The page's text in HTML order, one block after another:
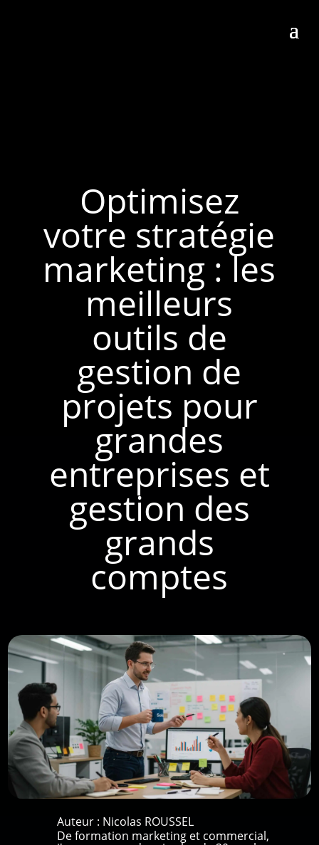
Optimisez
votre stratégie
marketing : les
meilleurs
outils de
gestion de
projets pour
grandes
entreprises et
gestion des
grands
comptes
Auteur : Nicolas ROUSSEL
De formation marketing et commercial,